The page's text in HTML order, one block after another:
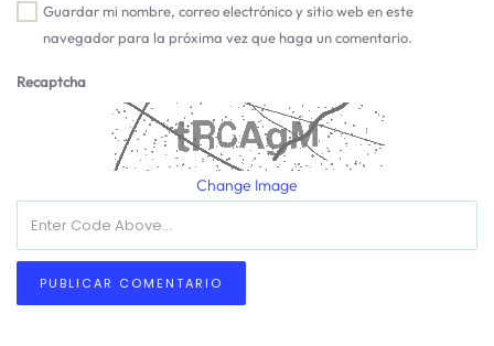
Guardar mi nombre, correo electrónico y sitio web en este
navegador para la próxima vez que haga un comentario.
Recaptcha
Change Image